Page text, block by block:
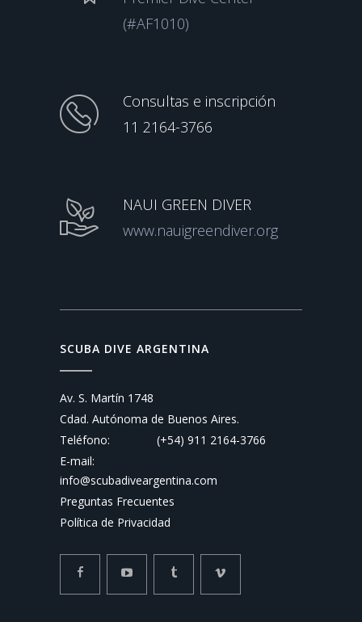
(#AF1010)
Consultas e inscripción
11 2164-3766
NAUI GREEN DIVER
www.nauigreendiver.org
SCUBA DIVE ARGENTINA
Av. S. Martín 1748
Cdad. Autónoma de Buenos Aires.
Teléfono:
(+54) 911 2164-3766
E-mail:
info@scubadiveargentina.com
Preguntas Frecuentes
Política de Privacidad